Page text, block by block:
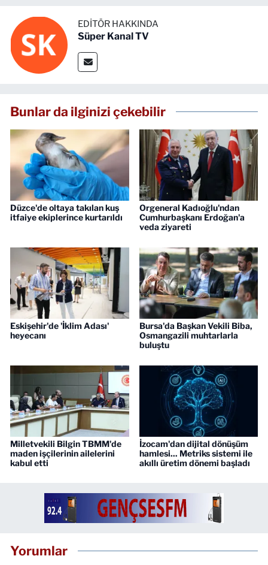
EDITÖR HAKKINDA
Süper Kanal TV
Bunlar da ilginizi çekebilir
Düzce'de oltaya takılan kuş
itfaiye ekiplerince kurtarıldı
Orgeneral Kadıoğlu'ndan
Cumhurbaşkanı Erdoğan'a
veda ziyareti
Eskişehir'de 'İklim Adası'
heyecanı
Bursa'da Başkan Vekili Biba,
Osmangazili muhtarlarla
buluştu
Milletvekili Bilgin TBMM'de
maden işçilerinin ailelerini
kabul etti
İzocam'dan dijital dönüşüm
hamlesi... Metriks sistemi ile
akıllı üretim dönemi başladı
Yorumlar